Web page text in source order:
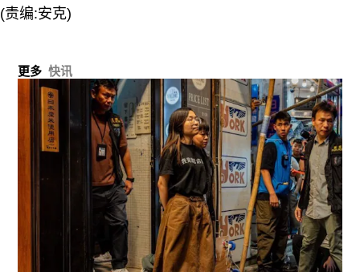
(责编:安克)
更多 快讯